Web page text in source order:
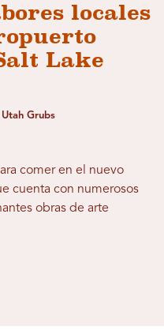
locales
Lake
Grubs
comer en el nuevo
cuenta con numerosos
obras de arte